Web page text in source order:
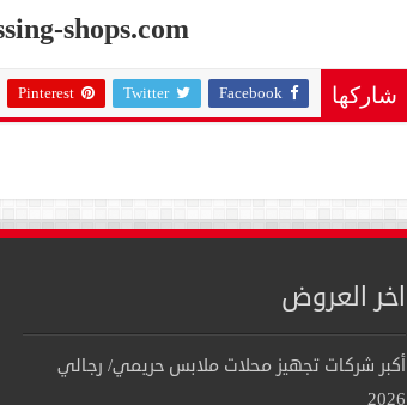
shops.com
شاركها Facebook
Twitter
Pinterest
اخر العروض
أكبر شركات تجهيز محلات ملابس حريمي/ رجالي
2026